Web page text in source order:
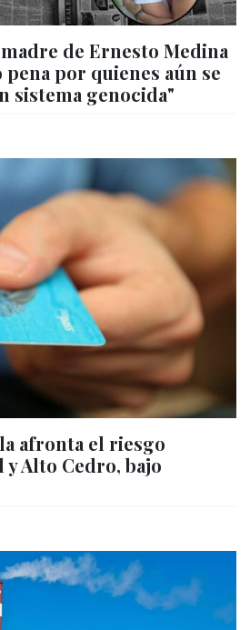
de Ernesto Medina
por quienes aún se
sistema genocida"
afronta el riesgo
y Alto Cedro, bajo